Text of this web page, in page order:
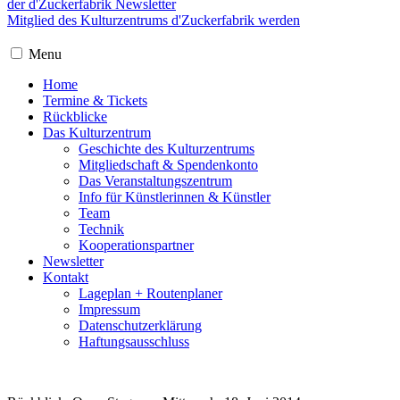
der d'Zuckerfabrik Newsletter
Mitglied des Kulturzentrums d'Zuckerfabrik werden
Menu
Home
Termine & Tickets
Rückblicke
Das Kulturzentrum
Geschichte des Kulturzentrums
Mitgliedschaft & Spendenkonto
Das Veranstaltungszentrum
Info für Künstlerinnen & Künstler
Team
Technik
Kooperationspartner
Newsletter
Kontakt
Lageplan + Routenplaner
Impressum
Datenschutzerklärung
Haftungsausschluss